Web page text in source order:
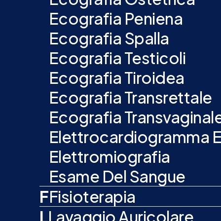
Ecografia Peniena
Ecografia Spalla
Ecografia Testicoli
Ecografia Tiroidea
Ecografia Transrettale
Ecografia
Elettrocardiogramma
Elettromiografia
Esame Del Sangue
FFisioterapia
LLavaggio Auricolare